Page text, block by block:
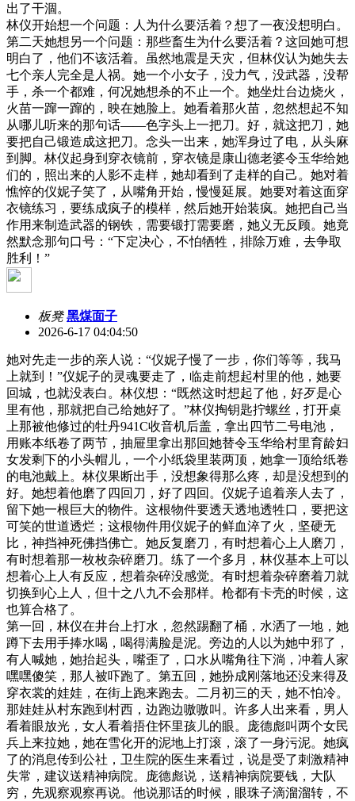
出了干涸。
林仪开始想一个问题：人为什么要活着？想了一夜没想明白。
第二天她想另一个问题：那些畜生为什么要活着？这回她可想
明白了，他们不该活着。虽然地震是天灾，但林仪认为她失去
七个亲人完全是人祸。她一个小女子，没力气，没武器，没帮
手，杀一个都难，何况她想杀的不止一个。她坐灶台边烧火，
火苗一蹿一蹿的，映在她脸上。她看着那火苗，忽然想起不知
从哪儿听来的那句话——色字头上一把刀。好，就这把刀，她
要把自己锻造成这把刀。念头一出来，她浑身过了电，从头麻
到脚。林仪起身到穿衣镜前，穿衣镜是康山德老婆令玉华给她
们的，照出来的人影不走样，她却看到了走样的自己。她对着
憔悴的仪妮子笑了，从嘴角开始，慢慢延展。她要对着这面穿
衣镜练习，要练成疯子的模样，然后她开始装疯。她把自己当
作用来制造武器的钢铁，需要锻打需要磨，她义无反顾。她竟
然默念那句口号：“下定决心，不怕牺牲，排除万难，去争取
胜利！”
板凳 黑煤面子
2026-6-17 04:04:50
她对先走一步的亲人说：“仪妮子慢了一步，你们等等，我马
上就到！”仪妮子的灵魂要走了，临走前想起村里的他，她要
回城，也就没表白。林仪想：“既然这时想起了他，好歹是心
里有他，那就把自己给她好了。”林仪掏钥匙拧螺丝，打开桌
上那被他修过的牡丹941C收音机后盖，拿出四节二号电池，
用账本纸卷了两节，抽屉里拿出那回她替令玉华给村里育龄妇
女发剩下的小头帽儿，一个小纸袋里装两顶，她拿一顶给纸卷
的电池戴上。林仪果断出手，没想象得那么疼，却是没想到的
好。她想着他磨了四回刀，好了四回。仪妮子追着亲人去了，
留下她一根巨大的物件。这根物件要透天透地透牲口，要把这
可笑的世道透烂；这根物件用仪妮子的鲜血淬了火，坚硬无
比，神挡神死佛挡佛亡。她反复磨刀，有时想着心上人磨刀，
有时想着那一枚枚杂碎磨刀。练了一个多月，林仪基本上可以
想着心上人有反应，想着杂碎没感觉。有时想着杂碎磨着刀就
切换到心上人，但十之八九不会那样。枪都有卡壳的时候，这
也算合格了。
第一回，林仪在井台上打水，忽然踢翻了桶，水洒了一地，她
蹲下去用手捧水喝，喝得满脸是泥。旁边的人以为她中邪了，
有人喊她，她抬起头，嘴歪了，口水从嘴角往下淌，冲着人家
嘿嘿傻笑，那人被吓跑了。第五回，她扮成刚落地还没来得及
穿衣裳的娃娃，在街上跑来跑去。二月初三的天，她不怕冷。
那娃娃从村东跑到村西，边跑边嗷嗷叫。许多人出来看，男人
看着眼放光，女人看着捂住怀里孩儿的眼。庞德彪叫两个女民
兵上来拉她，她在雪化开的泥地上打滚，滚了一身污泥。她疯
了的消息传到公社，卫生院的医生来看过，说是受了刺激精神
失常，建议送精神病院。庞德彪说，送精神病院要钱，大队
穷，先观察观察再说。他说那话的时候，眼珠子滴溜溜转，不